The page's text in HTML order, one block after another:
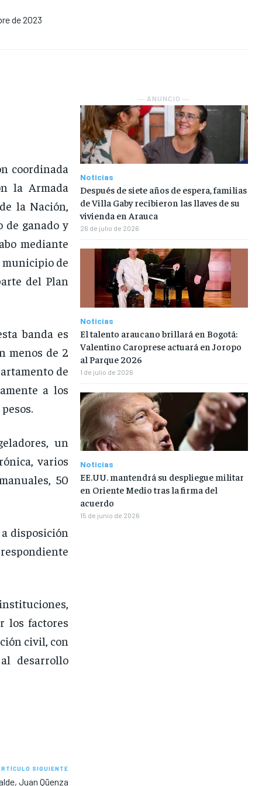
de 2023
coordinada
la Armada
la Nación,
ganado y
mediante
municipio de
del Plan
banda es
menos de 2
de
a los
un
varios
50
disposición
los factores
civil, con
desarrollo
SIGUIENTE
Juan Qüenza
― ANUNCIO ―
Noticias
Después de siete años de espera, familias
de Villa Gaby recibieron las llaves de su
vivienda en Arauca
26 de julio de 2026
Noticias
El talento araucano brillará en Bogotá:
Valentino Caroprese actuará en Joropo
al Parque 2026
1 de julio de 2026
Noticias
EE.UU. mantendrá su despliegue militar
en Oriente Medio tras la firma del
acuerdo
15 de junio de 2026